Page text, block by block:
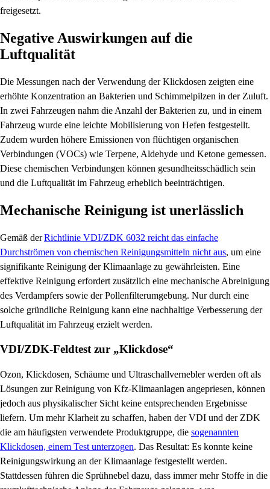
freigesetzt.
Negative Auswirkungen auf die
Luftqualität
Die Messungen nach der Verwendung der Klickdosen zeigten eine
erhöhte Konzentration an Bakterien und Schimmelpilzen in der Zuluft.
In zwei Fahrzeugen nahm die Anzahl der Bakterien zu, und in einem
Fahrzeug wurde eine leichte Mobilisierung von Hefen festgestellt.
Zudem wurden höhere Emissionen von flüchtigen organischen
Verbindungen (VOCs) wie Terpene, Aldehyde und Ketone gemessen.
Diese chemischen Verbindungen können gesundheitsschädlich sein
und die Luftqualität im Fahrzeug erheblich beeinträchtigen.
Mechanische Reinigung ist unerlässlich
Gemäß derRichtlinie VDI/ZDK 6032 reicht das einfache
Durchströmen von chemischen Reinigungsmitteln nicht aus, um eine
signifikante Reinigung der Klimaanlage zu gewährleisten. Eine
effektive Reinigung erfordert zusätzlich eine mechanische Abreinigung
des Verdampfers sowie der Pollenfilterumgebung. Nur durch eine
solche gründliche Reinigung kann eine nachhaltige Verbesserung der
Luftqualität im Fahrzeug erzielt werden.
VDI/ZDK-Feldtest zur „Klickdose“
Ozon, Klickdosen, Schäume und Ultraschallvernebler werden oft als
Lösungen zur Reinigung von Kfz-Klimaanlagen angepriesen, können
jedoch aus physikalischer Sicht keine entsprechenden Ergebnisse
liefern. Um mehr Klarheit zu schaffen, haben der VDI und der ZDK
die am häufigsten verwendete Produktgruppe, die sogenannten
Klickdosen, einem Test unterzogen. Das Resultat: Es konnte keine
Reinigungswirkung an der Klimaanlage festgestellt werden.
Stattdessen führen die Sprühnebel dazu, dass immer mehr Stoffe in die